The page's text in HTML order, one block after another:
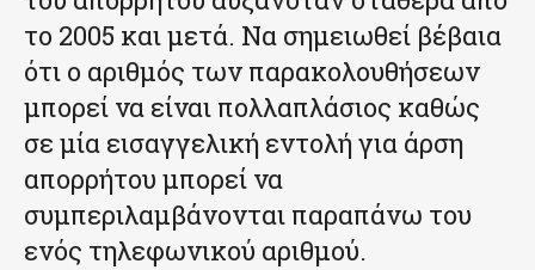
το 2005 και μετά. Να σημειωθεί βέβαια
ότι ο αριθμός των παρακολουθήσεων
μπορεί να είναι πολλαπλάσιος καθώς
σε μία εισαγγελική εντολή για άρση
απορρήτου μπορεί να
συμπεριλαμβάνονται παραπάνω του
ενός τηλεφωνικού αριθμού.